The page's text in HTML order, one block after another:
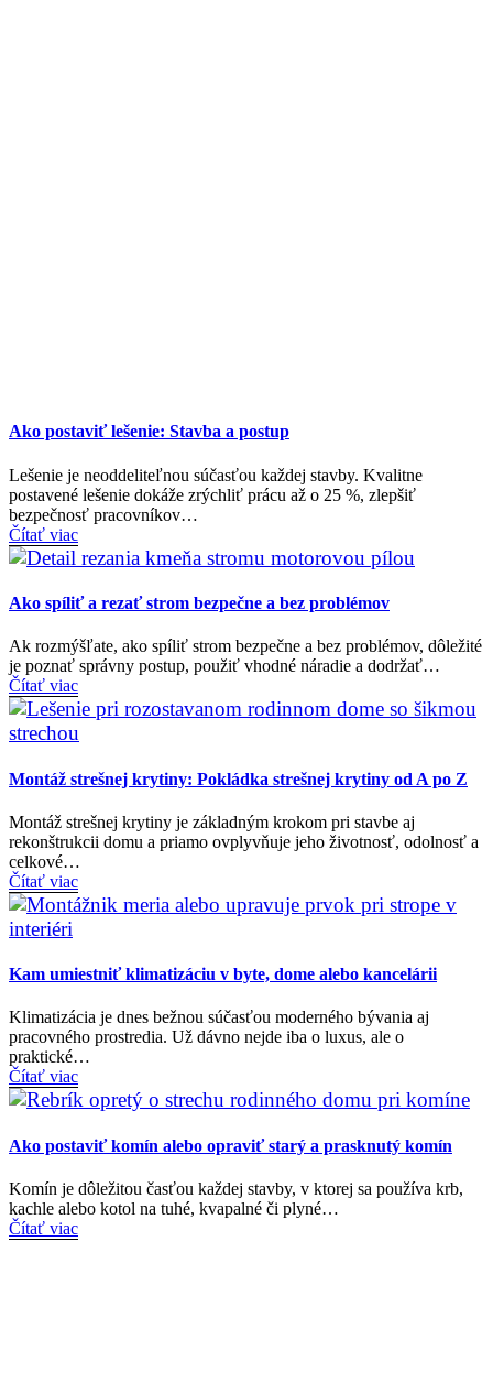
Ako postaviť lešenie: Stavba a postup
Lešenie je neoddeliteľnou súčasťou každej stavby. Kvalitne
postavené lešenie dokáže zrýchliť prácu až o 25 %, zlepšiť
bezpečnosť pracovníkov…
Čítať viac
Ako spíliť a rezať strom bezpečne a bez problémov
Ak rozmýšľate, ako spíliť strom bezpečne a bez problémov, dôležité
je poznať správny postup, použiť vhodné náradie a dodržať…
Čítať viac
Montáž strešnej krytiny: Pokládka strešnej krytiny od A po Z
Montáž strešnej krytiny je základným krokom pri stavbe aj
rekonštrukcii domu a priamo ovplyvňuje jeho životnosť, odolnosť a
celkové…
Čítať viac
Kam umiestniť klimatizáciu v byte, dome alebo kancelárii
Klimatizácia je dnes bežnou súčasťou moderného bývania aj
pracovného prostredia. Už dávno nejde iba o luxus, ale o
praktické…
Čítať viac
Ako postaviť komín alebo opraviť starý a prasknutý komín
Komín je dôležitou časťou každej stavby, v ktorej sa používa krb,
kachle alebo kotol na tuhé, kvapalné či plyné…
Čítať viac